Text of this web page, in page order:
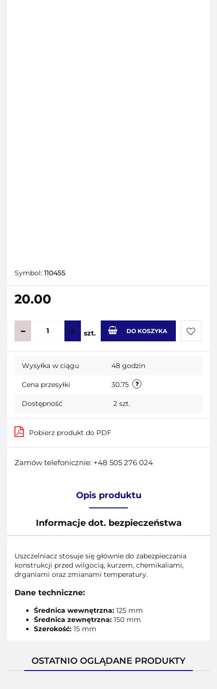
Symbol: 110455
20.00
szt. DO KOSZYKA
Do
Wysyłka w ciągu 48 godzin
Cena przesyłki 30.75
Dostępność 2 szt.
Pobierz produkt do PDF
Zamów telefonicznie: +48 505 276 024
Opis produktu
Informacje dot. bezpieczeństwa
Uszczelniacz stosuje się głównie do zabezpieczania
konstrukcji przed wilgocią, kurzem, chemikaliami,
drganiami oraz zmianami temperatury.
Dane techniczne:
Średnica wewnętrzna: 125 mm
Średnica zewnętrzna: 150 mm
Szerokość: 15 mm
OSTATNIO OGLĄDANE PRODUKTY